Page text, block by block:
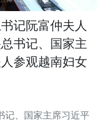
记阮富仲夫人
书记、国家主
参观越南妇女
记、国家主席习近平